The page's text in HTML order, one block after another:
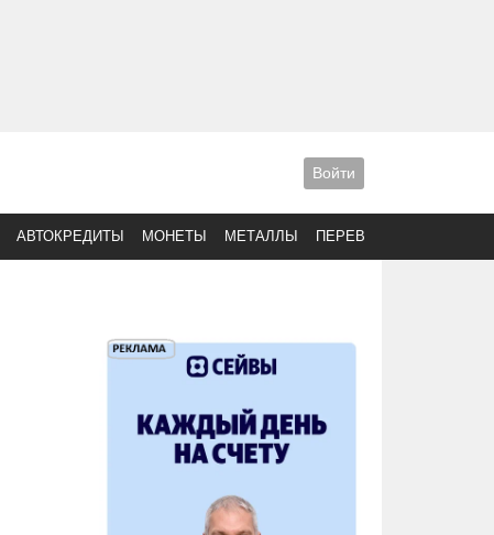
Войти
АВТОКРЕДИТЫ МОНЕТЫ МЕТАЛЛЫ ПЕРЕВОДЫ